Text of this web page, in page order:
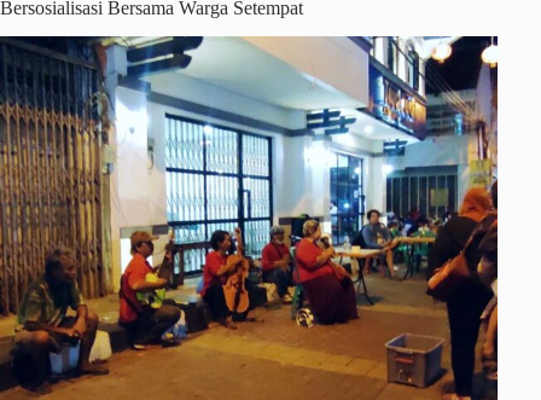
Bersosialisasi Bersama Warga Setempat